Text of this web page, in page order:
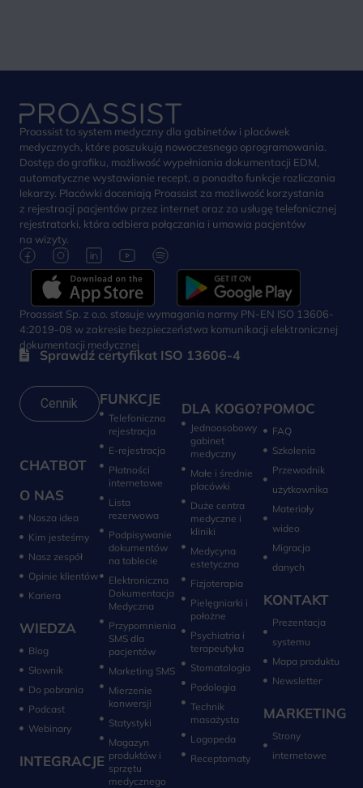
Proassist to system medyczny dla gabinetów i placówek
medycznych, które poszukują nowoczesnego oprogramowania.
Dostęp do grafiku, możliwość wypełniania dokumentacji EDM,
automatyczne wystawianie recept, a ponadto funkcje rozliczania
lekarzy. Placówki doceniają Proassist za możliwość korzystania
z rejestracji pacjentów przez internet oraz za usługę telefonicznej
rejestratorki, która odbiera połączania i umawia pacjentów
na wizyty.
Proassist Sp. z o.o. stosuje wymagania normy PN-EN ISO 13606-
4:2019-08 w zakresie bezpieczeństwa komunikacji elektronicznej
dokumentacji medycznej
Sprawdź certyfikat ISO 13606-4
Cennik
CHATBOT
O NAS
Nasza idea
Kim jesteśmy
Nasz zespół
Opinie klientów
Kariera
WIEDZA
Blog
Słownik
Do pobrania
Podcast
Webinary
INTEGRACJE
FUNKCJE
Telefoniczna
rejestracja
E-rejestracja
Płatności
internetowe
Lista
rezerwowa
Podpisywanie
dokumentów
na tablecie
Elektroniczna
Dokumentacja
Medyczna
Przypomnienia
SMS dla
pacjentów
Marketing SMS
Mierzenie
konwersji‎
Statystyki
Magazyn
produktów i
sprzętu
medycznego
DLA KOGO?
Jednoosobowy
gabinet
medyczny
Małe i średnie
placówki
Duże centra
medyczne i
kliniki
Medycyna
estetyczna
Fizjoterapia
Pielęgniarki i
położne
Psychiatria i
terapeutyka
Stomatologia
Technik
masażysta
Logopeda
POMOC
FAQ
Szkolenia
Przewodnik
użytkownika
Materiały
wideo
Migracja
danych
KONTAKT
Prezentacja
systemu
Mapa produktu
Newsletter
MARKETING
Strony
internetowe